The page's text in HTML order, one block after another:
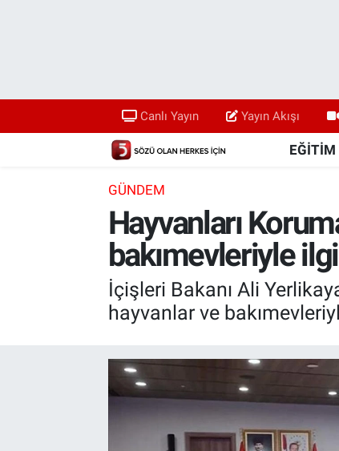
Canlı Yayın Yayın Akışı
EĞİTİM
GÜNDEM
Hayvanları
bakımevleriyle
İçişleri Bakanı Ali
hayvanlar ve
Yayın Akışı
TV 5 Ekranı ve Arşiv